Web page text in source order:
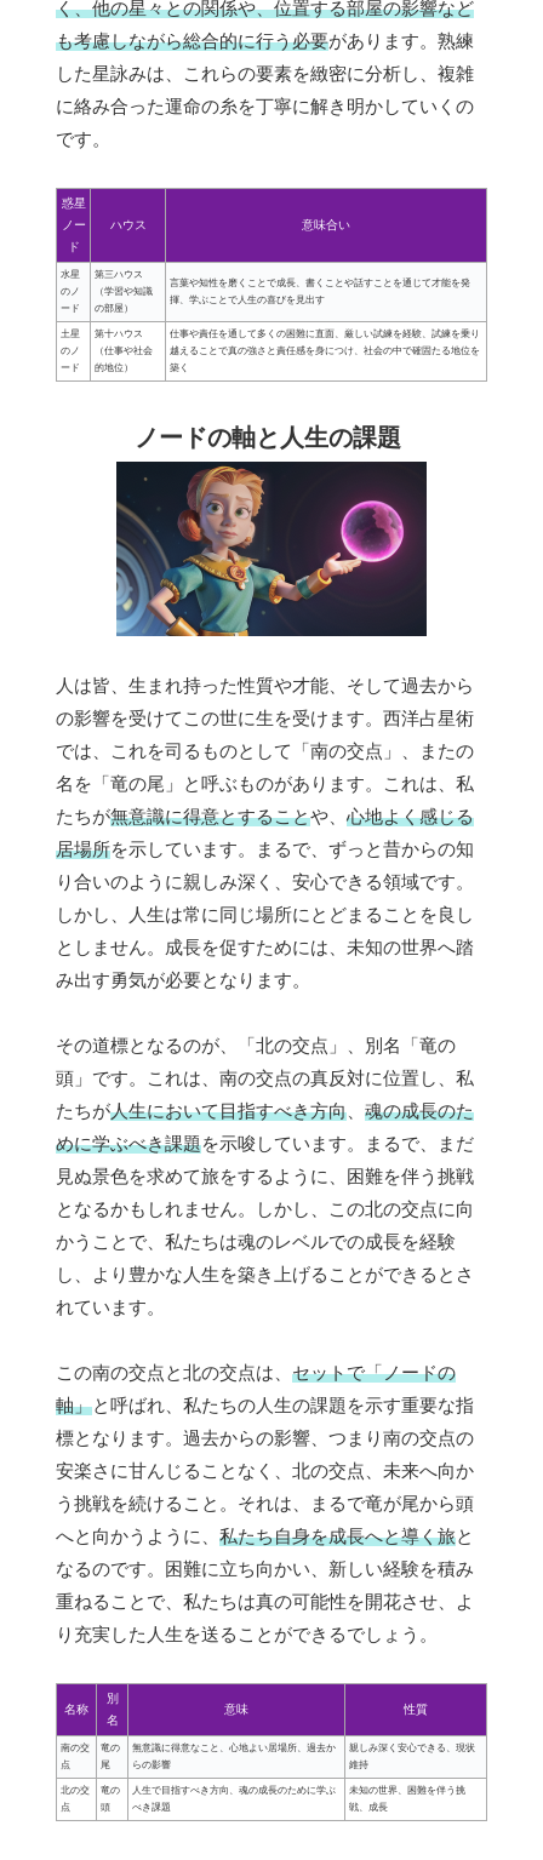
く、他の星々との関係や、位置する部屋の影響など
も考慮しながら総合的に行う必要があります。熟練
した星詠みは、これらの要素を緻密に分析し、複雑
に絡み合った運命の糸を丁寧に解き明かしていくの
です。
惑星
ノー
ド
ハウス 意味合い
水星
のノ
ード
第三ハウス
（学習や知識
の部屋）
言葉や知性を磨くことで成長、書くことや話すことを通じて才能を発
揮、学ぶことで人生の喜びを見出す
土星
のノ
ード
第十ハウス
（仕事や社会
的地位）
仕事や責任を通して多くの困難に直面、厳しい試練を経験、試練を乗り
越えることで真の強さと責任感を身につけ、社会の中で確固たる地位を
築く
ノードの軸と人生の課題
人は皆、生まれ持った性質や才能、そして過去から
の影響を受けてこの世に生を受けます。西洋占星術
では、これを司るものとして「南の交点」、またの
名を「竜の尾」と呼ぶものがあります。これは、私
たちが無意識に得意とすることや、 心地よく感じる
居場所を示しています。まるで、ずっと昔からの知
り合いのように親しみ深く、安心できる領域です。
しかし、人生は常に同じ場所にとどまることを良し
としません。成長を促すためには、未知の世界へ踏
み出す勇気が必要となります。
その道標となるのが、「北の交点」、別名「竜の
頭」です。これは、南の交点の真反対に位置し、私
たちが人生において目指すべき方向
魂の成長のた
めに学ぶべき課題を示唆しています。まるで、まだ
見ぬ景色を求めて旅をするように、困難を伴う挑戦
となるかもしれません。しかし、この北の交点に向
かうことで、私たちは魂のレベルでの成長を経験
し、より豊かな人生を築き上げることができるとさ
れています。
この南の交点と北の交点は、 セットで「ノードの
軸」と呼ばれ、私たちの人生の課題を示す重要な指
標となります。過去からの影響、つまり南の交点の
安楽さに甘んじることなく、北の交点、未来へ向か
う挑戦を続けること。それは、まるで竜が尾から頭
へと向かうように、 私たち自身を成長へと導く旅と
なるのです。困難に立ち向かい、新しい経験を積み
重ねることで、私たちは真の可能性を開花させ、よ
り充実した人生を送ることができるでしょう。
名称
別
名
意味 性質
南の交
点
竜の
尾
無意識に得意なこと、心地よい居場所、過去か
らの影響
親しみ深く安心できる、現状
維持
北の交
点
竜の
頭
人生で目指すべき方向、魂の成長のために学ぶ
べき課題
未知の世界、困難を伴う挑
戦、成長